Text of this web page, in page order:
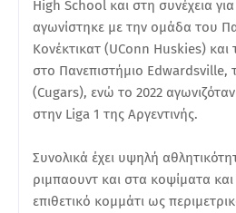
High School και στη συνέχεια
αγωνίστηκε με την ομάδα του
Κονέκτικατ (UConn Huskies) και
στο Πανεπιστήμιο Edwardsville,
(Cugars), ενώ το 2022
στην Liga 1 της Αργεντινής.
Συνολικά έχει υψηλή
ριμπαουντ και στα κοψίματα
επιθετικό κομμάτι ως